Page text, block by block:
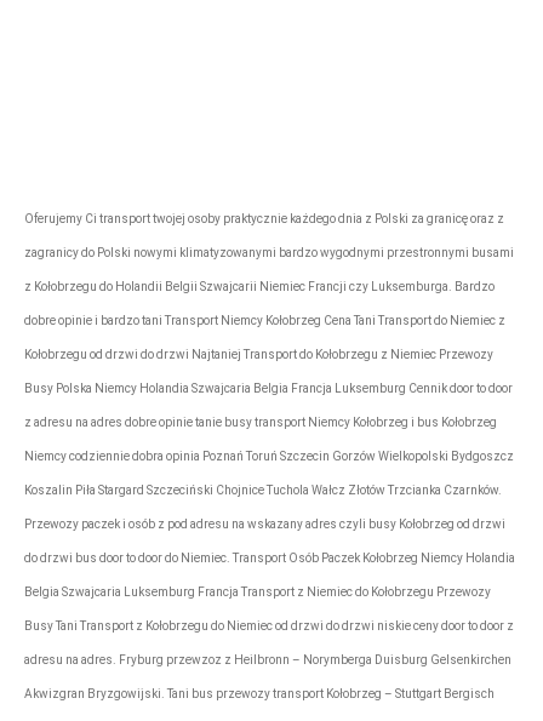
Oferujemy Ci transport twojej osoby praktycznie każdego dnia z Polski za granicę oraz z
zagranicy do Polski nowymi klimatyzowanymi bardzo wygodnymi przestronnymi busami
z Kołobrzegu do Holandii Belgii Szwajcarii Niemiec Francji czy Luksemburga. Bardzo
dobre opinie i bardzo tani Transport Niemcy Kołobrzeg Cena Tani Transport do Niemiec z
Kołobrzegu od drzwi do drzwi Najtaniej Transport do Kołobrzegu z Niemiec Przewozy
Busy Polska Niemcy Holandia Szwajcaria Belgia Francja Luksemburg Cennik door to door
z adresu na adres dobre opinie tanie busy transport Niemcy Kołobrzeg i bus Kołobrzeg
Niemcy codziennie dobra opinia Poznań Toruń Szczecin Gorzów Wielkopolski Bydgoszcz
Koszalin Piła Stargard Szczeciński Chojnice Tuchola Wałcz Złotów Trzcianka Czarnków.
Przewozy paczek i osób z pod adresu na wskazany adres czyli busy Kołobrzeg od drzwi
do drzwi bus door to door do Niemiec. Transport Osób Paczek Kołobrzeg Niemcy Holandia
Belgia Szwajcaria Luksemburg Francja Transport z Niemiec do Kołobrzegu Przewozy
Busy Tani Transport z Kołobrzegu do Niemiec od drzwi do drzwi niskie ceny door to door z
adresu na adres. Fryburg przewzoz z Heilbronn – Norymberga Duisburg Gelsenkirchen
Akwizgran Bryzgowijski. Tani bus przewozy transport Kołobrzeg – Stuttgart Bergisch